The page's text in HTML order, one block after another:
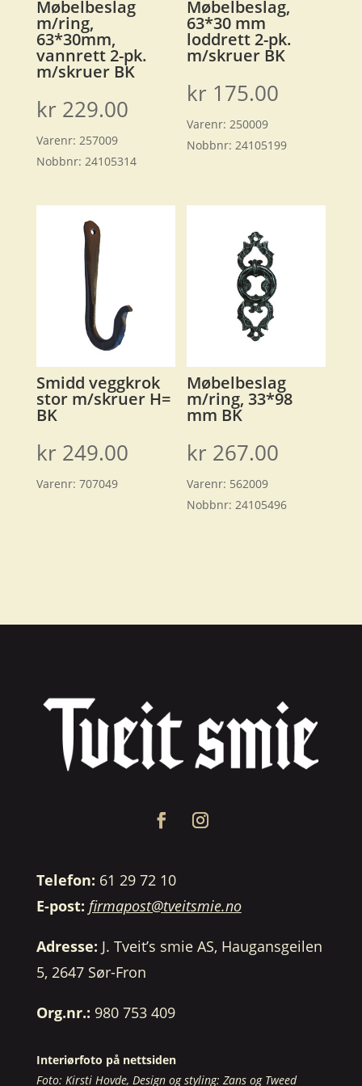
Møbelbeslag
m/ring,
63*30mm,
vannrett 2-pk.
m/skruer BK
kr 229.00
Varenr: 257009
Nobbnr: 24105314
Møbelbeslag,
63*30 mm
loddrett 2-pk.
m/skruer BK
kr 175.00
Varenr:250009
Nobbnr:24105199
Smidd veggkrok
stor m/skruer H=
BK
kr 249.00
Varenr: 707049
Møbelbeslag
m/ring, 33*98
mm BK
kr 267.00
Varenr: 562009
Nobbnr:24105496
Telefon: 61 29 72 10
E-post: firmapost@tveitsmie.no
Adresse: J. Tveit’s smie AS, Haugansgeilen
5, 2647 Sør-Fron
Org.nr.: 980 753 409
Interiørfoto på nettsiden
Foto: Kirsti Hovde, Design og styling: Zans og Tweed